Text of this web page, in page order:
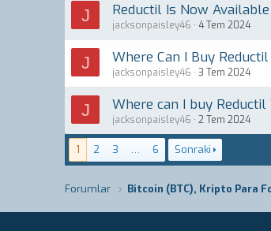
J Reductil Is Now
jacksonpaisley46 4 Tem 2024
J Where Can I Buy
jacksonpaisley46 3 Tem 2024
J Where can I buy
jacksonpaisley46 2 Tem 2024
1 2 3 … 6 Sonraki
Forumlar